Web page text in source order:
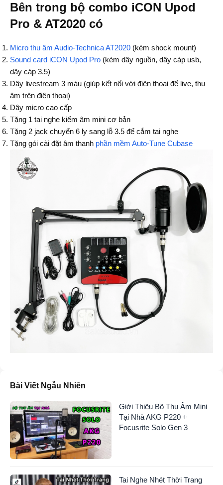
Bên trong bộ combo iCON Upod
Pro & AT2020 có
Micro thu âm Audio-Technica AT2020 (kèm shock mount)
Sound card iCON Upod Pro (kèm dây nguồn, dây cáp usb,
dây cáp 3.5)
Dây livestream 3 màu (giúp kết nối với điện thoại để live, thu
âm trên điện thoại)
Dây micro cao cấp
Tặng 1 tai nghe kiểm âm mini cơ bản
Tặng 2 jack chuyển 6 ly sang lỗ 3.5 để cắm tai nghe
Tặng gói cài đặt âm thanh phần mềm Auto-Tune Cubase
Bài Viết Ngẫu Nhiên
Giới Thiệu Bộ Thu Âm Mini
Tại Nhà AKG P220 +
Focusrite Solo Gen 3
Tai Nghe Nhét Thời Trang